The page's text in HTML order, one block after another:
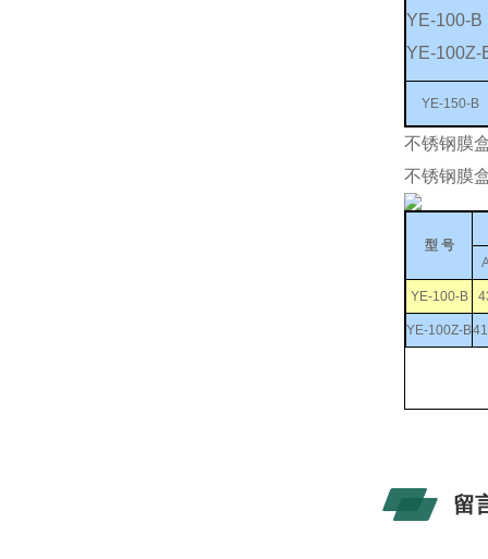
YE-100-B
YE-100Z-
YE-150-B
不锈钢膜
不锈钢膜
型 号
YE-100-B
YE-100Z-B
留